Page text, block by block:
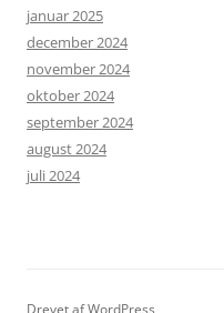
januar 2025
december 2024
november 2024
oktober 2024
september 2024
august 2024
juli 2024
Drevet af WordPress